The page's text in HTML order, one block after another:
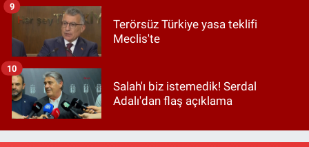
Terörsüz Türkiye yasa teklifi
Meclis'te
9
Salah'ı biz istemedik! Serdal
Adalı'dan flaş açıklama
10